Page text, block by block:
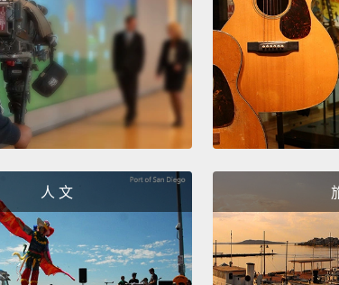
人 文